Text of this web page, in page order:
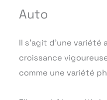
Auto
Il s’agit d’une
croissance
comme une variété